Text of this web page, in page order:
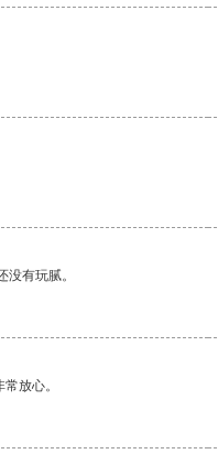
有玩腻。
放心。